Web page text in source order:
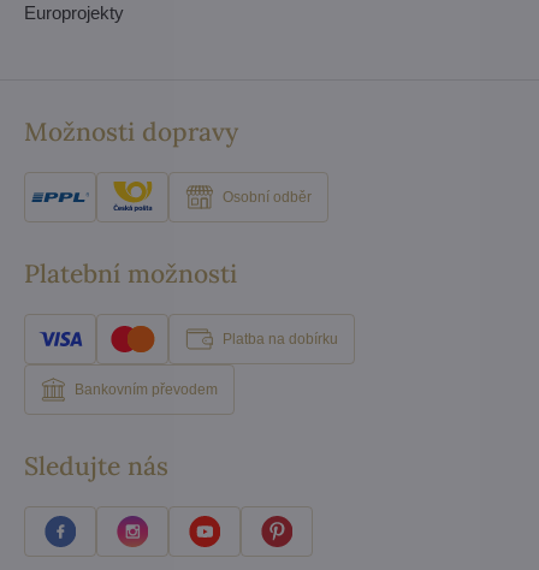
Europrojekty
Možnosti dopravy
Osobní odběr
Platební možnosti
Platba na dobírku
Bankovním převodem
Sledujte nás